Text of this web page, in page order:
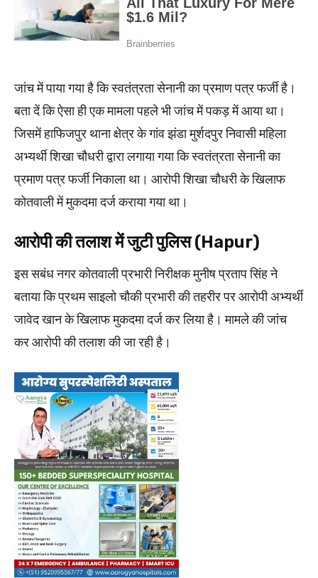
जांच में पाया गया है कि स्वतंत्रता सेनानी का प्रमाण पत्र फर्जी है।
बता दें कि ऐसा ही एक मामला पहले भी जांच में पकड़ में आया था।
जिसमें हाफिजपुर थाना क्षेत्र के गांव झंडा मुर्शदपुर निवासी महिला
अभ्यर्थी शिखा चौधरी द्वारा लगाया गया कि स्वतंत्रता सेनानी का
प्रमाण पत्र फर्जी निकाला था। आरोपी शिखा चौधरी के खिलाफ
कोतवाली में मुकदमा दर्ज कराया गया था।
आरोपी की तलाश में जुटी पुलिस (Hapur)
इस सबंध नगर कोतवाली प्रभारी निरीक्षक मुनीष प्रताप सिंह ने
बताया कि प्रथम साइलो चौकी प्रभारी की तहरीर पर आरोपी अभ्यर्थी
जावेद खान के खिलाफ मुकदमा दर्ज कर लिया है। मामले की जांच
कर आरोपी की तलाश की जा रही है।